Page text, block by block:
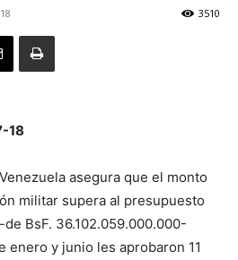
3510
18
asegura que el monto
militar supera al presupuesto
BsF. 36.102.059.000.000-
enero y junio les aprobaron 11